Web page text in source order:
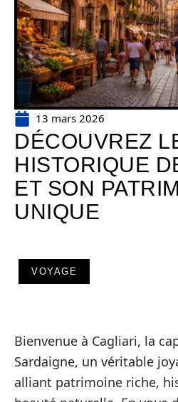
13 mars 2026
DÉCOUVREZ
HISTORIQUE
ET SON
UNIQUE
VOYAGE
Bienvenue à Cagliari, la
Sardaigne, un véritable
alliant patrimoine riche,